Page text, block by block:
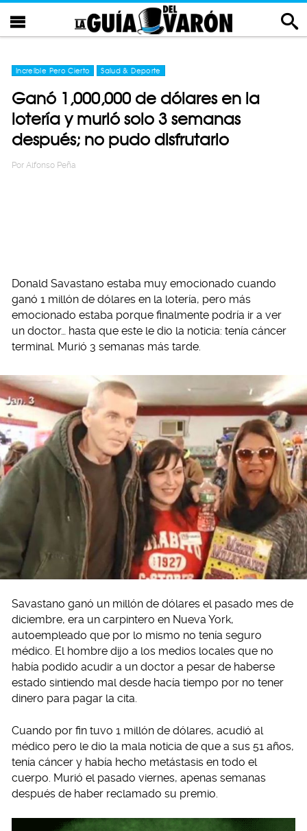
Increíble Pero Cierto Salud & Deporte
Ganó 1,000,000 de dólares en la
lotería y murió solo 3 semanas
después; no pudo disfrutarlo
Por Alfonso Peña
Donald Savastano estaba muy emocionado cuando
ganó 1 millón de dólares en la lotería, pero más
emocionado estaba porque finalmente podría ir a ver
un doctor… hasta que este le dio la noticia: tenía cáncer
terminal. Murió 3 semanas más tarde.
Savastano ganó un millón de dólares el pasado mes de
diciembre, era un carpintero en Nueva York,
autoempleado que por lo mismo no tenía seguro
médico. El hombre dijo a los medios locales que no
había podido acudir a un doctor a pesar de haberse
estado sintiendo mal desde hacía tiempo por no tener
dinero para pagar la cita.
Cuando por fin tuvo 1 millón de dólares, acudió al
médico pero le dio la mala noticia de que a sus 51 años,
tenía cáncer y había hecho metástasis en todo el
cuerpo. Murió el pasado viernes, apenas semanas
después de haber reclamado su premio.